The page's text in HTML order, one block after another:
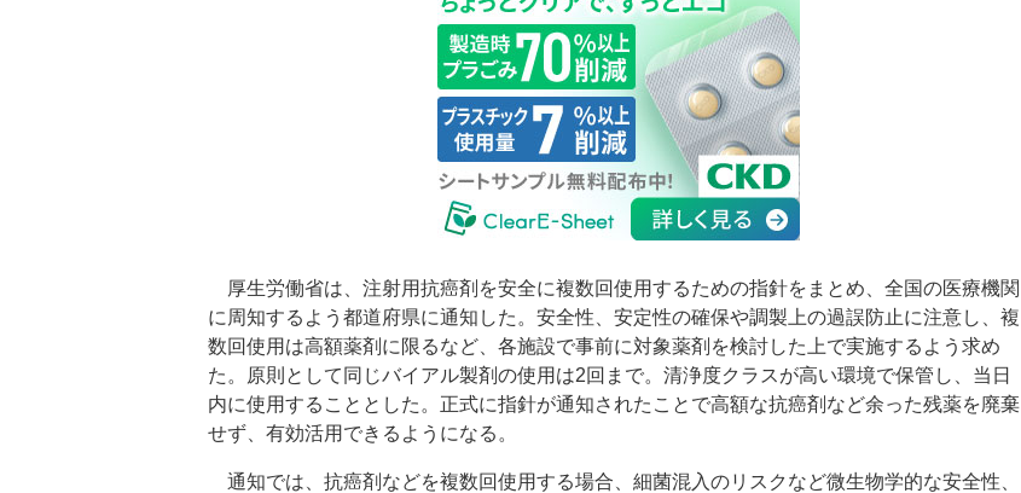
厚生労働省は、注射用抗癌剤を安全に複数回使用するための指針をまとめ、全国の医療機関
に周知するよう都道府県に通知した。安全性、安定性の確保や調製上の過誤防止に注意し、複
数回使用は高額薬剤に限るなど、各施設で事前に対象薬剤を検討した上で実施するよう求め
た。原則として同じバイアル製剤の使用は2回まで。清浄度クラスが高い環境で保管し、当日
内に使用することとした。正式に指針が通知されたことで高額な抗癌剤など余った残薬を廃棄
せず、有効活用できるようになる。
通知では、抗癌剤などを複数回使用する場合、細菌混入のリスクなど微生物学的な安全性、